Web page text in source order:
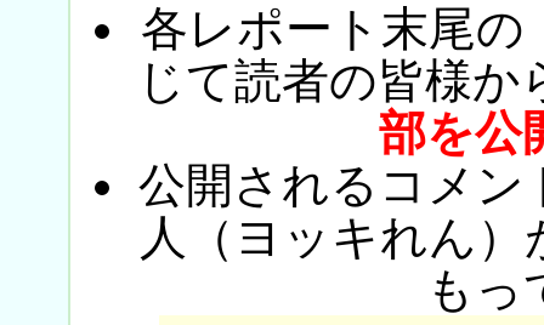
各レポート末尾の
じて読者の皆様か
部を公
公開されるコメン
人（ヨッキれん
もっ